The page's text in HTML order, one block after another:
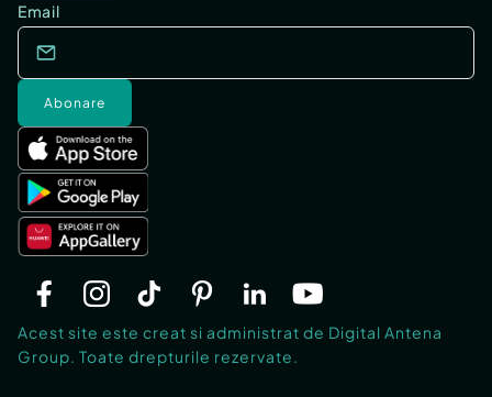
Email
Abonare
Acest site este creat si administrat de Digital Antena
Group. Toate drepturile rezervate.